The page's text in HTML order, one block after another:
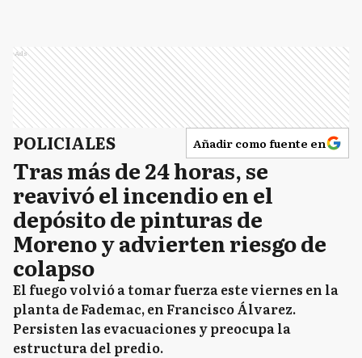
Ads
POLICIALES Añadir como fuente en
Tras más de 24 horas, se
reavivó el incendio en el
depósito de pinturas de
Moreno y advierten riesgo de
colapso
El fuego volvió a tomar fuerza este viernes en la
planta de Fademac, en Francisco Álvarez.
Persisten las evacuaciones y preocupa la
estructura del predio.